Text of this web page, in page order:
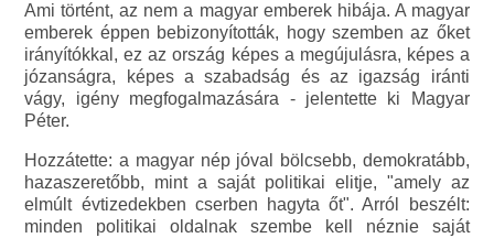
Ami történt, az nem a magyar emberek hibája. A magyar
emberek éppen bebizonyították, hogy szemben az őket
irányítókkal, ez az ország képes a megújulásra, képes a
józanságra, képes a szabadság és az igazság iránti
vágy, igény megfogalmazására - jelentette ki Magyar
Péter.
Hozzátette: a magyar nép jóval bölcsebb, demokratább,
hazaszeretőbb, mint a saját politikai elitje, "amely az
elmúlt évtizedekben cserben hagyta őt". Arról beszélt:
minden politikai oldalnak szembe kell néznie saját